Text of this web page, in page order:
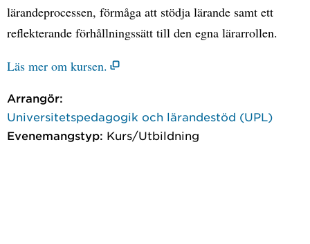
lärandeprocessen, förmåga att stödja lärande samt ett
reflekterande förhållningssätt till den egna lärarrollen.
Läs mer om kursen.
Arrangör:
Universitetspedagogik och lärandestöd (UPL)
Evenemangstyp: Kurs/Utbildning